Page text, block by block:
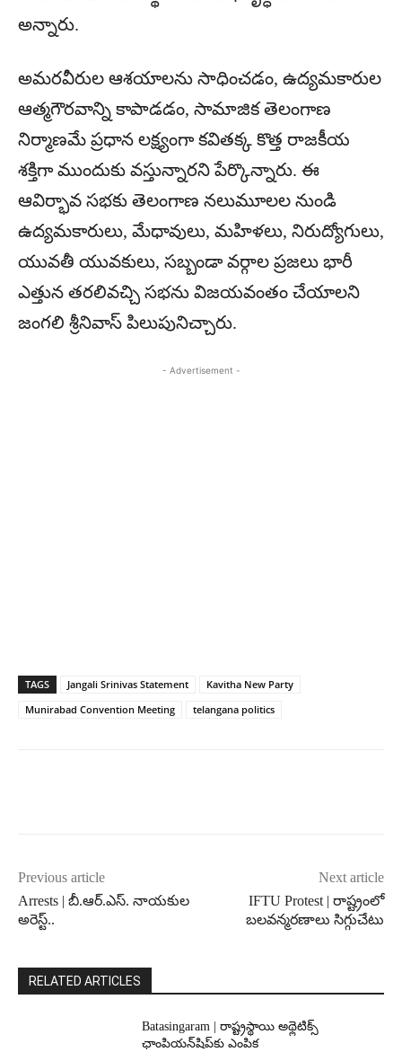
అన్నారు.
అమరవీరుల ఆశయాలను సాధించడం, ఉద్యమకారుల
ఆత్మగౌరవాన్ని కాపాడడం, సామాజిక తెలంగాణ
నిర్మాణమే ప్రధాన లక్ష్యంగా కవితక్క కొత్త రాజకీయ
శక్తిగా ముందుకు వస్తున్నారని పేర్కొన్నారు. ఈ
ఆవిర్భావ సభకు తెలంగాణ నలుమూలల నుండి
ఉద్యమకారులు, మేధావులు, మహిళలు, నిరుద్యోగులు,
యువతీ యువకులు, సబ్బండా వర్గాల ప్రజలు భారీ
ఎత్తున తరలివచ్చి సభను విజయవంతం చేయాలని
జంగలి శ్రీనివాస్ పిలుపునిచ్చారు.
- Advertisement -
TAGS Jangali Srinivas Statement
Kavitha New Party
Munirabad Convention Meeting
telangana politics
Previous article
Arrests | బీ.ఆర్.ఎస్. నాయకుల
అరెస్ట్..
Next article
IFTU Protest | రాష్ట్రంలో
బలవన్మరణాలు సిగ్గుచేటు
RELATED ARTICLES
Batasingaram | రాష్ట్రస్థాయి అథ్లెటిక్స్
ఛాంపియన్‌షిప్‌కు ఎంపిక